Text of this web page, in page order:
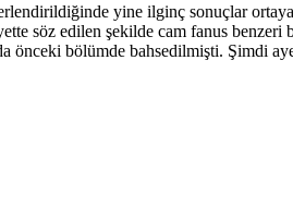
yine ilginç sonuçlar
söz edilen şekilde cam fanus benzeri
önceki bölümde bahsedilmişti. Şimdi